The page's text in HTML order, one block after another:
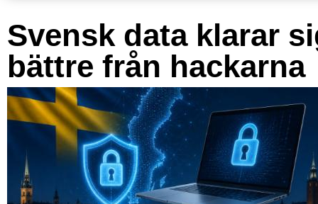
Svensk data klarar
bättre från hackarna